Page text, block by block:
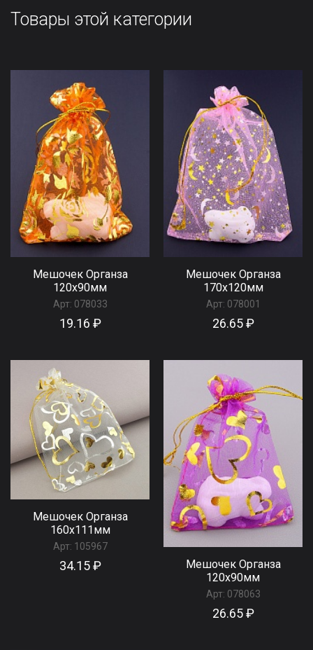
Товары этой категории
Мешочек Органза
120x90мм
Арт: 078033
19.16 ₽
Мешочек Органза
170x120мм
Арт: 078001
26.65 ₽
Мешочек Органза
160x111мм
Арт: 105967
34.15 ₽
Мешочек Органза
120x90мм
Арт: 078063
26.65 ₽